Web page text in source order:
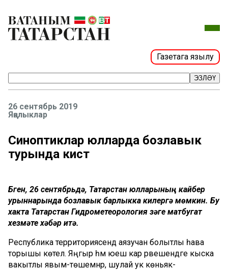
Газетага язылу
ЭЗЛӘҮ
26 сентябрь 2019
Яңалыклар
Синоптиклар юлларда бозлавык
турында кисәтә
Бүген, 26 сентябрьдә, Татарстан юлларының кайбер
урыннарында бозлавык барлыкка килергә мөмкин. Бу
хакта Татарстан Гидрометеорология үзәге матбугат
хезмәте хәбәр итә.
Республика территориясендә аязучан болытлы һава
торышы көтелә. Яңгыр һәм юеш кар рәвешендәге кыска
вакытлы явым-төшемнәр, шулай ук көньяк-